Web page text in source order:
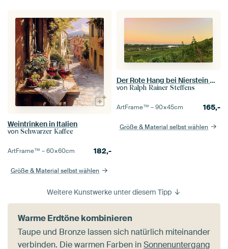
Weintrinken in Italien
von Schwarzer Kaffee
ArtFrame™ –60×60cm 182,-
Größe & Material selbst wählen
Der Rote Hang bei Nierstein mit Blick auf den Rhein
von Ralph Rainer Steffens
ArtFrame™ –90×45cm 165,-
Größe & Material selbst wählen
Weitere Kunstwerke unter diesem Tipp
Warme Erdtöne kombinieren
Taupe und Bronze lassen sich natürlich miteinander
verbinden. Die warmen Farben inSonnenuntergang